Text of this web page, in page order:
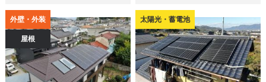
外壁・外装
屋根
太陽光・蓄電池